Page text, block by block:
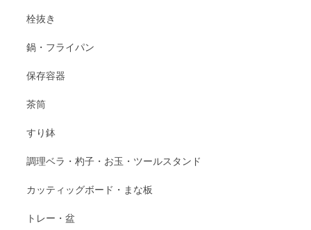
栓抜き
鍋・フライパン
保存容器
茶筒
すり鉢
調理ベラ・杓子・お玉・ツールスタンド
カッティッグボード・まな板
トレー・盆